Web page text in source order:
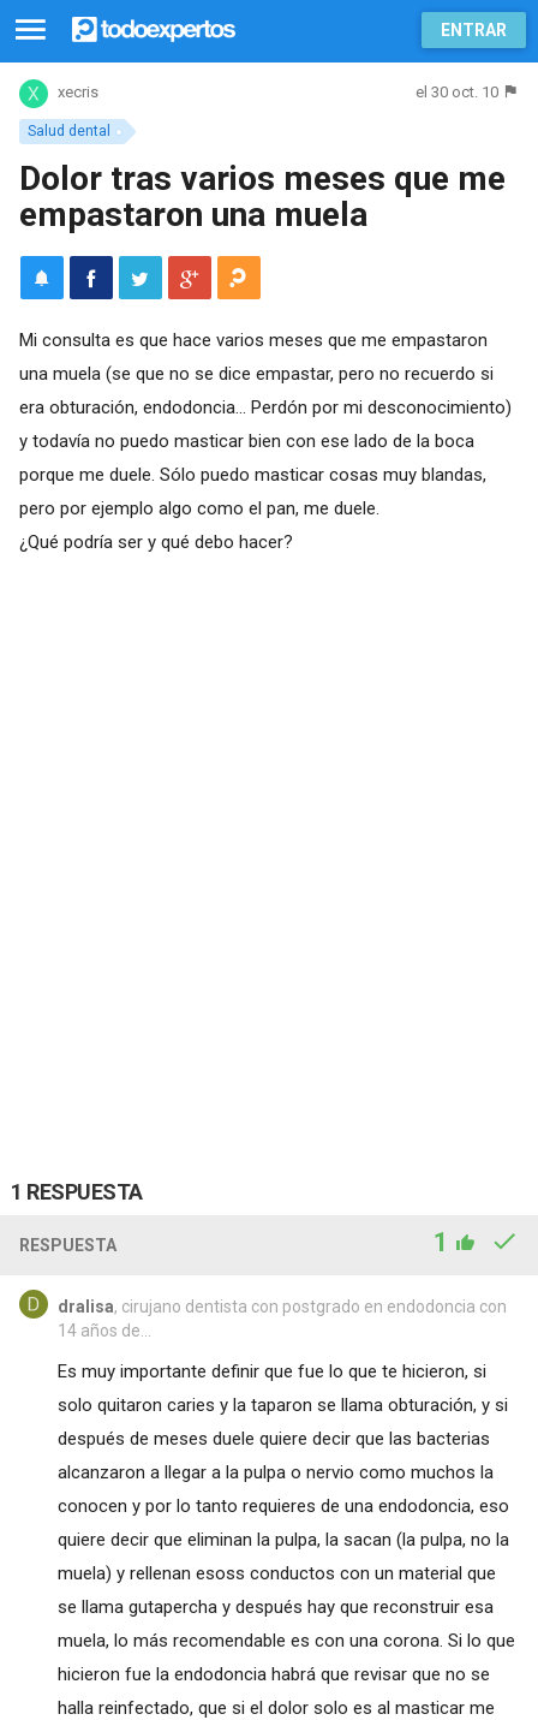
ENTRAR
Salud dental
xecris el 30 oct. 10
Dolor tras varios meses que me
empastaron una muela
Mi consulta es que hace varios meses que me empastaron
una muela (se que no se dice empastar, pero no recuerdo si
era obturación, endodoncia... Perdón por mi desconocimiento)
y todavía no puedo masticar bien con ese lado de la boca
porque me duele. Sólo puedo masticar cosas muy blandas,
pero por ejemplo algo como el pan, me duele.
¿Qué podría ser y qué debo hacer?
1 RESPUESTA
RESPUESTA 1
dralisa, cirujano dentista con postgrado en endodoncia con
14 años de...
Es muy importante definir que fue lo que te hicieron, si
solo quitaron caries y la taparon se llama obturación, y si
después de meses duele quiere decir que las bacterias
alcanzaron a llegar a la pulpa o nervio como muchos la
conocen y por lo tanto requieres de una endodoncia, eso
quiere decir que eliminan la pulpa, la sacan (la pulpa, no la
muela) y rellenan esoss conductos con un material que
se llama gutapercha y después hay que reconstruir esa
muela, lo más recomendable es con una corona. Si lo que
hicieron fue la endodoncia habrá que revisar que no se
halla reinfectado, que si el dolor solo es al masticar me